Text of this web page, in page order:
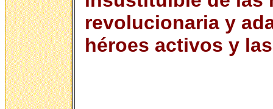
revolucionaria y
héroes activos y